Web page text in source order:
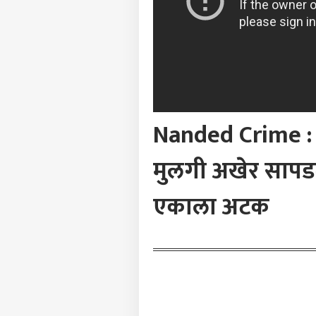
Nanded Crime
मुलगी अखेर
एकाला अटक